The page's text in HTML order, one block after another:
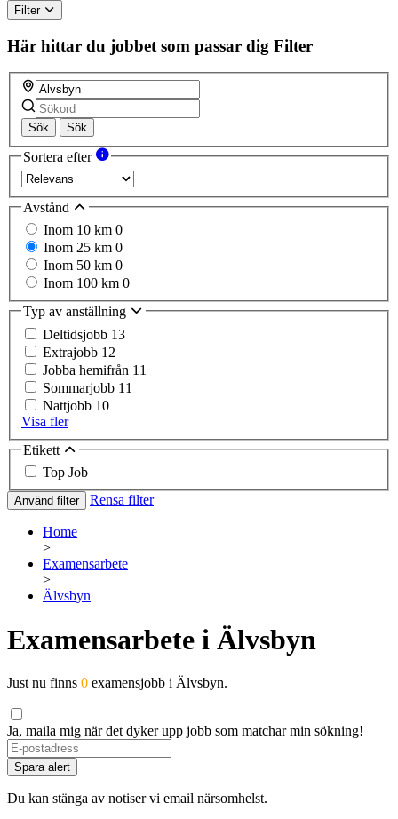
Filter
Här hittar du jobbet som passar dig Filter
Sök Sök
Sortera efter
Avstånd
Inom 10 km 0
Inom 25 km 0
Inom 50 km 0
Inom 100 km 0
Typ av anställning
Deltidsjobb 13
Extrajobb 12
Jobba hemifrån 11
Sommarjobb 11
Nattjobb 10
Visa fler
Etikett
Top Job
Använd filter Rensa filter
Home
>
Examensarbete
>
Älvsbyn
Examensarbete i Älvsbyn
Just nu finns 0 examensjobb i Älvsbyn.
Ja, maila mig när det dyker upp jobb som matchar min sökning!
If
you
are
a
Spara alert
Du kan stänga av notiser vi email närsomhelst.